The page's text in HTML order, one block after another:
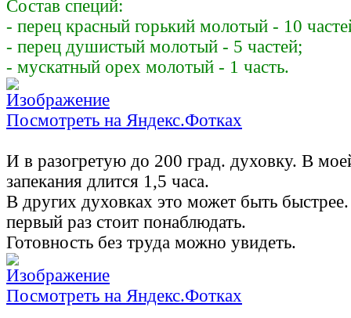
Состав специй:
- перец красный горький молотый - 10
- перец душистый молотый - 5 частей;
- мускатный орех молотый - 1 часть.
Посмотреть на Яндекс.Фотках
И в разогретую до 200 град. духовку. В
запекания длится 1,5 часа.
В других духовках это может быть
первый раз стоит понаблюдать.
Готовность без труда можно увидеть.
Посмотреть на Яндекс.Фотках